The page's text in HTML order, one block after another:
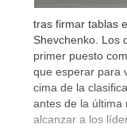
tras firmar tablas
Shevchenko. Los
primer puesto
que esperar para
cima de la
antes de la última
alcanzar a los